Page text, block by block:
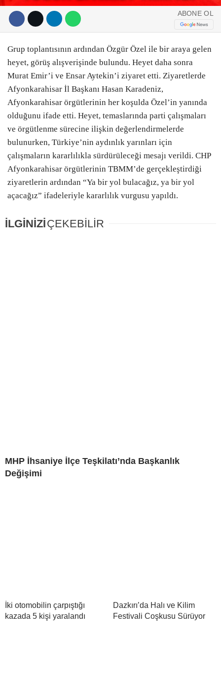
ABONE OL
Grup toplantısının ardından Özgür Özel ile bir araya gelen
heyet, görüş alışverişinde bulundu. Heyet daha sonra
Murat Emir’i ve Ensar Aytekin’i ziyaret etti. Ziyaretlerde
Afyonkarahisar İl Başkanı Hasan Karadeniz,
Afyonkarahisar örgütlerinin her koşulda Özel’in yanında
olduğunu ifade etti. Heyet, temaslarında parti çalışmaları
ve örgütlenme sürecine ilişkin değerlendirmelerde
bulunurken, Türkiye’nin aydınlık yarınları için
çalışmaların kararlılıkla sürdürüleceği mesajı verildi. CHP
Afyonkarahisar örgütlerinin TBMM’de gerçekleştirdiği
ziyaretlerin ardından “Ya bir yol bulacağız, ya bir yol
açacağız” ifadeleriyle kararlılık vurgusu yapıldı.
İLGİNİZİÇEKEBİLİR
MHP İhsaniye İlçe Teşkilatı’nda Başkanlık
Değişimi
İki otomobilin çarpıştığı
kazada 5 kişi yaralandı
Dazkırı’da Halı ve Kilim
Festivali Coşkusu Sürüyor